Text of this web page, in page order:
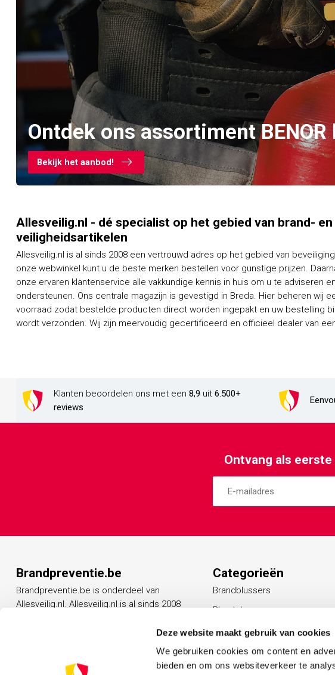
Deze website maakt gebruik van cookies
We gebruiken cookies om content en
bieden en om ons websiteverkeer te
Ontdek ons assortiment
Bekijk het aanbod!
Allesveilig.nl - dé specialist op het gebied van brand- en
veiligheidsartikelen
Allesveilig.nl is al sinds 2008 een vertrouwd adres op het gebied van
onze webwinkel kunt u de beste merken bestellen voor gunstige prijzen.
onze ervaren klantenservice alle vakkundige kennis in huis om u te adviseren
ondersteunen. Ons centrale magazijn is gevestigd in Breda. Hier beheren wij
voorraad zodat bestelde producten direct worden ingepakt en uw bestelling
wordt verzonden. Wij zijn meervoudig gecertificeerd en officieel dealer van een groot aantal
Klanten beoordelen ons met een 8,9 uit 6.500+
reviews
Ontvang als
Brandpreventie.be
Brandpreventie.be is onderdeel van
Allesveilig.nl. Allesveilig.nl is al sinds 2008
Categorieën
Brandblussers
Blusdekens
Rookmelders
Vluchtladders
Noodverlichting